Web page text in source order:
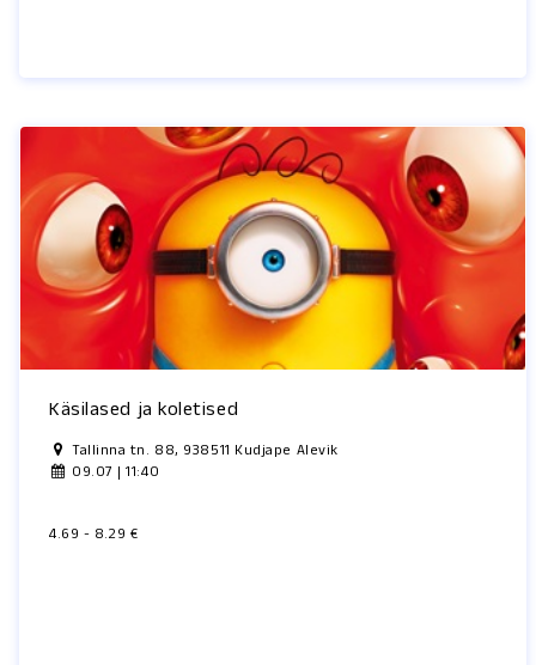
Käsilased ja koletised
Tallinna tn. 88, 938511 Kudjape Alevik
09.07 | 11:40
4.69 - 8.29 €